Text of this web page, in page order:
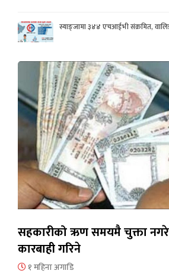
स्याङ्जामा ३४४ एचआईभी संक्रमित,
सहकारीको ऋण समयमै चुक्ता
कारबाही गरिने
१ महिना अगाडि